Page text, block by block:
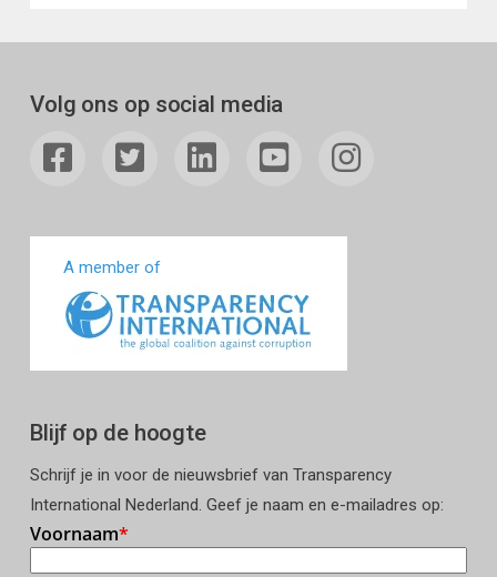
Volg ons op social media
A member of
Blijf op de hoogte
Schrijf je in voor de nieuwsbrief van Transparency
International Nederland. Geef je naam en e-mailadres op: